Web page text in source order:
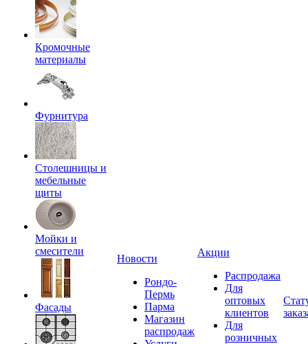
Кромочные
материалы
Фурнитура
Столешницы и
мебельные
щиты
Мойки и
смесители
Фасады
Новости
Рондо-
Пермь
Парма
Магазин
распродаж
Акции
Распродажа
Для
оптовых
клиентов
Для
розничных